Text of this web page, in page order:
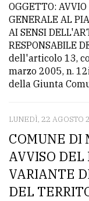
OGGETTO:
GENERALE AL
AI SENSI
RESPONSABILE
dell'articolo 13,
marzo 2005, n.
della Giunta
LUNEDÌ, 22 AGOSTO
COMUNE DI
AVVISO DEL
VARIANTE
DEL